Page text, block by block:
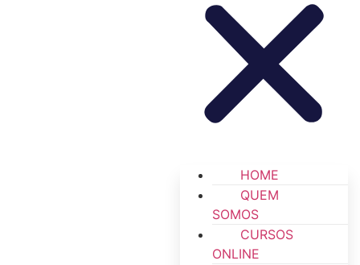
HOME
QUEM
SOMOS
CURSOS
ONLINE